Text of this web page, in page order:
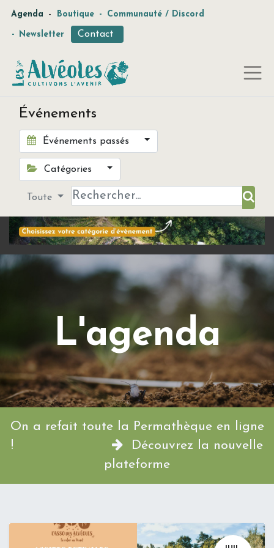
Agenda - Boutique - Communauté / Discord
- Newsletter Contact
Événements
Événements passés
Catégories
Toute
L'agenda
On a refait toute la Permathèque en ligne
!
Découvrez la nouvelle
plateforme